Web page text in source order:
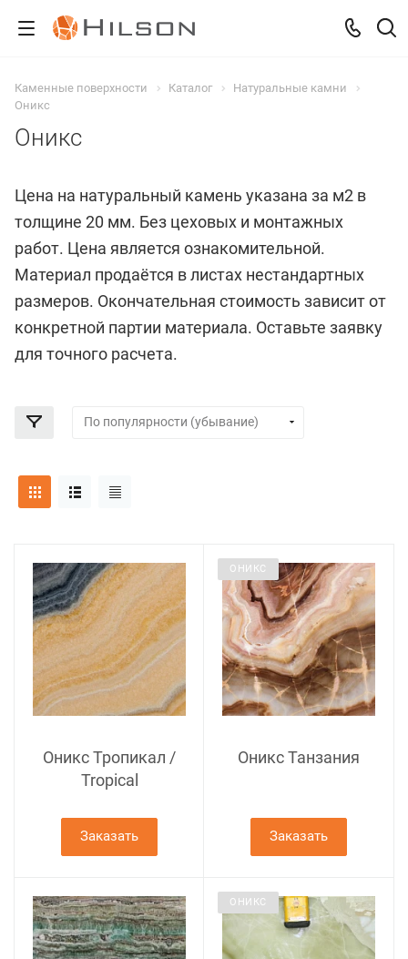
Каменные поверхности Каталог
Натуральные камни
Оникс
Оникс
Цена на натуральный камень указана за м2 в
толщине 20 мм. Без цеховых и монтажных
работ. Цена является ознакомительной.
Материал продаётся в листах нестандартных
размеров. Окончательная стоимость зависит от
конкретной партии материала. Оставьте заявку
для точного расчета.
Оникс Тропикал /
Tropical
Заказать
ОНИКС
Оникс Танзания
Заказать
ОНИКС